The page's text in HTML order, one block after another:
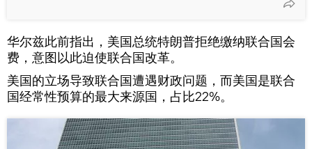
华尔兹此前指出，美国总统特朗普拒绝缴纳联合国会
费，意图以此迫使联合国改革。
美国的立场导致联合国遭遇财政问题，而美国是联合
国经常性预算的最大来源国，占比22%。